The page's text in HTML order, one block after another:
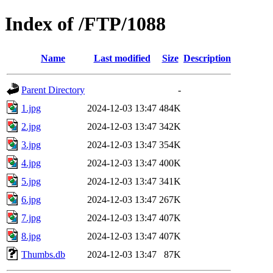
Index of /FTP/1088
Name Last modified Size Description
Parent Directory
-
1.jpg
2024-12-03 13:47 484K
2.jpg
2024-12-03 13:47 342K
3.jpg
2024-12-03 13:47 354K
4.jpg
2024-12-03 13:47 400K
5.jpg
2024-12-03 13:47 341K
6.jpg
2024-12-03 13:47 267K
7.jpg
2024-12-03 13:47 407K
8.jpg
2024-12-03 13:47 407K
Thumbs.db
2024-12-03 13:47 87K